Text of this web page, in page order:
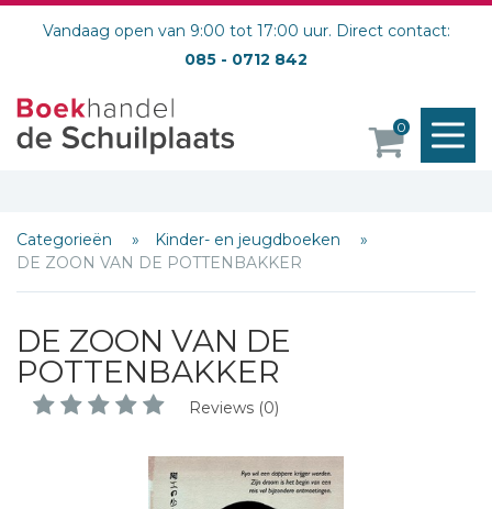
Vandaag open van 9:00 tot 17:00 uur. Direct contact:
085 - 0712 842
0
Categorieën
Kinder- en jeugdboeken
DE ZOON VAN DE POTTENBAKKER
DE ZOON VAN DE
POTTENBAKKER
Reviews (0)